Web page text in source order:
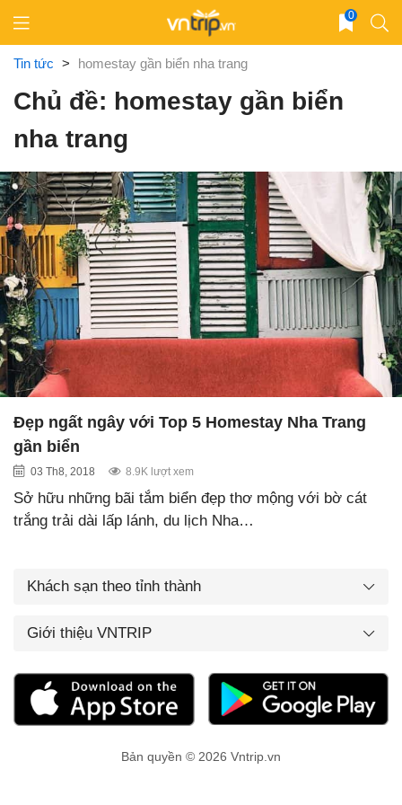
content
0
Tin tức > homestay gần biển nha trang
Chủ đề: homestay gần biển
nha trang
Đẹp ngất ngây với Top 5 Homestay Nha Trang
gần biển
03 Th8, 2018 8.9K lượt xem
Sở hữu những bãi tắm biển đẹp thơ mộng với bờ cát
trắng trải dài lấp lánh, du lịch Nha…
Khách sạn theo tỉnh thành
Giới thiệu VNTRIP
Bản quyền © 2026 Vntrip.vn